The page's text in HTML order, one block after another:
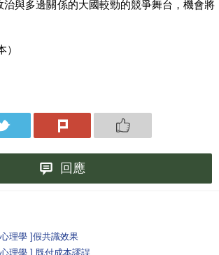
治與多邊關係的大國較勁的競爭舞台，機會將
）
回應
理學 ]假共識效果
理學 ] 既付成本謬誤